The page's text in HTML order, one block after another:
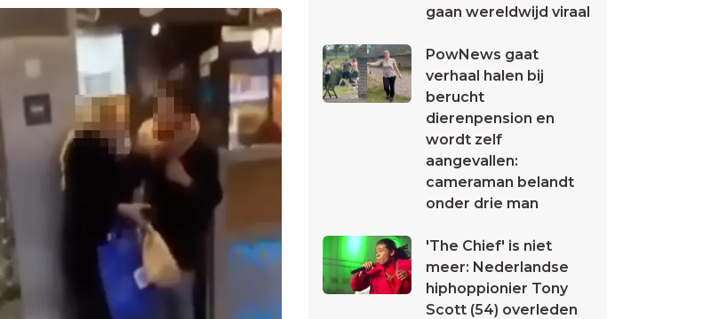
gaan wereldwijd viraal
PowNews gaat
verhaal halen bij
berucht
dierenpension en
wordt zelf
aangevallen:
cameraman belandt
onder drie man
'The Chief' is niet
meer: Nederlandse
hiphoppionier Tony
Scott (54) overleden